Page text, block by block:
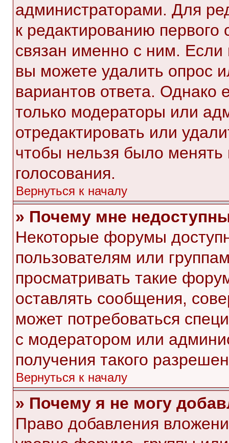
администраторами. Для
к редактированию
связан именно с ним. Если
вы можете удалить опрос
вариантов ответа. Однако
только модераторы или
отредактировать или
чтобы нельзя было
голосования.
Вернуться к началу
» Почему мне
Некоторые форумы
пользователям или
просматривать такие
оставлять сообщения,
может потребоваться
с модератором или
получения такого
Вернуться к началу
» Почему я не могу
Право добавления